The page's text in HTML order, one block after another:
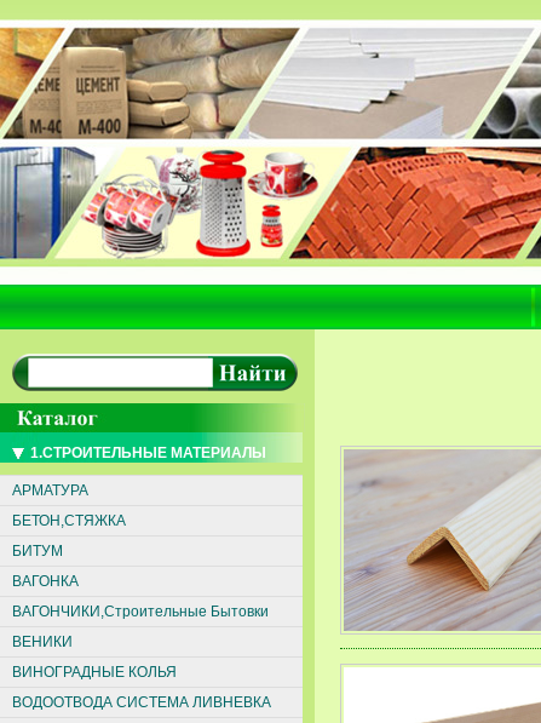
1.СТРОИТЕЛЬНЫЕ МАТЕРИАЛЫ
АРМАТУРА
БЕТОН,СТЯЖКА
БИТУМ
ВАГОНКА
ВАГОНЧИКИ,Строительные Бытовки
ВЕНИКИ
ВИНОГРАДНЫЕ КОЛЬЯ
ВОДООТВОДА СИСТЕМА ЛИВНЕВКА